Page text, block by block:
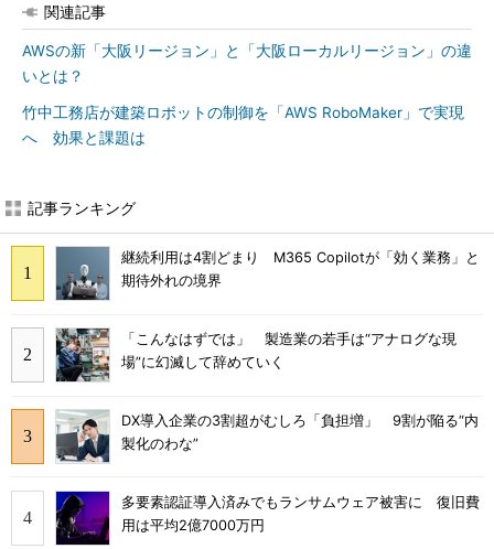
関連記事
AWSの新「大阪リージョン」と「大阪ローカルリージョン」の違
いとは？
竹中工務店が建築ロボットの制御を「AWS RoboMaker」で実現
へ 効果と課題は
記事ランキング
継続利用は4割どまり M365 Copilotが「効く業務」と
期待外れの境界
「こんなはずでは」 製造業の若手は“アナログな現
場”に幻滅して辞めていく
DX導入企業の3割超がむしろ「負担増」 9割が陥る“内
製化のわな”
多要素認証導入済みでもランサムウェア被害に 復旧費
用は平均2億7000万円